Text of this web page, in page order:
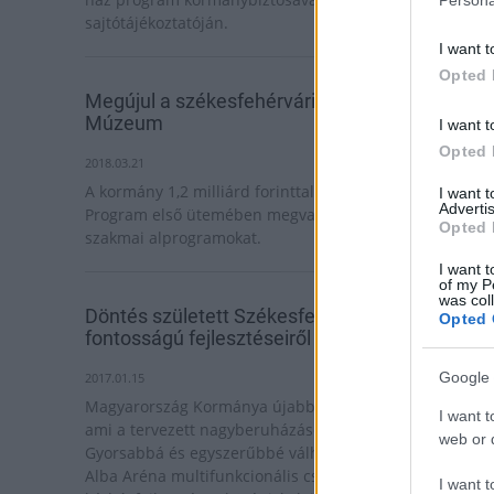
I want
Opted
I want
Opted
I want
Opted
I want
of my
was
Opted
Google
I want
web or
I want
sajtótájékoztatóján.
Megújul a székesfehérvári Szent István Király
Múzeum
2018.03.21
A kormány 1,2 milliárd forinttal támogatja az Árpád-ház
Program első ütemében megvalósuló tudományos-
szakmai alprogramokat.
Döntés született Székesfehérvár kiemelt
fontosságú fejlesztéseiről
2017.01.15
Magyarország Kormánya újabb fontos döntést hozott,
ami a tervezett nagyberuházások előkészítését illeti.
Gyorsabbá és egyszerűbbé válhatnak a fejlesztések (az
Alba Aréna multifunkcionális csarnok, a